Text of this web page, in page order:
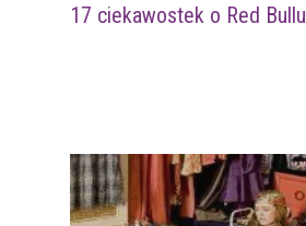
17 ciekawostek o Red Bullu